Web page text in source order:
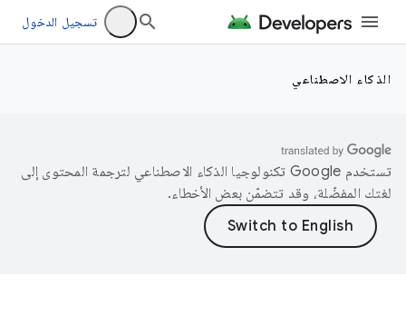
تسجيل الدخول
الذكاء الاصطناعي
تستخدم Google تكنولوجيا الذكاء الاصطناعي لترجمة المحتوى إلى
لغتك المفضّلة، وقد تتضمّن بعض الأخطاء.